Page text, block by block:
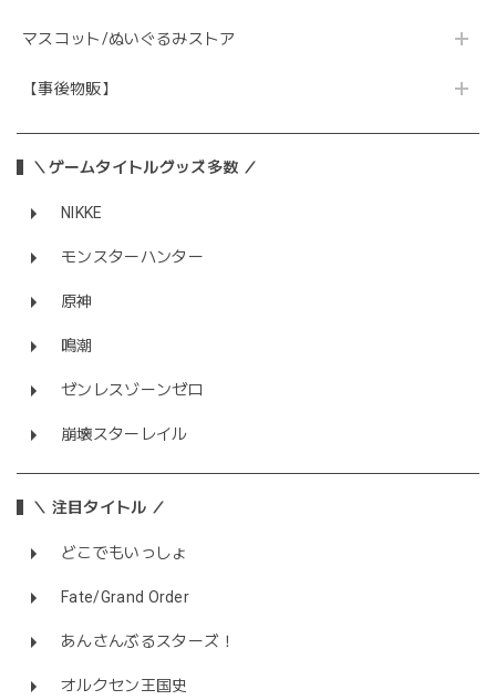
マスコット/ぬいぐるみストア
【事後物販】
＼ゲームタイトルグッズ多数 ／
NIKKE
モンスターハンター
原神
鳴潮
ゼンレスゾーンゼロ
崩壊スターレイル
＼ 注目タイトル ／
どこでもいっしょ
Fate/Grand Order
あんさんぶるスターズ！
オルクセン王国史